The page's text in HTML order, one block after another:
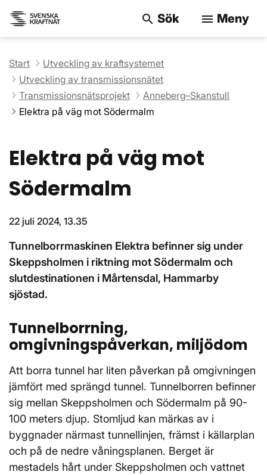
search Sök menu Meny
Start
Utveckling av kraftsystemet
Utveckling av transmissionsnätet
Transmissionsnätsprojekt
Anneberg–Skanstull
Elektra på väg mot Södermalm
Elektra på väg mot
Södermalm
22 juli 2024, 13.35
Tunnelborrmaskinen Elektra befinner sig under
Skeppsholmen i riktning mot Södermalm och
slutdestinationen i Mårtensdal, Hammarby
sjöstad.
Tunnelborrning,
omgivningspåverkan, miljödom
Att borra tunnel har liten påverkan på omgivningen
jämfört med sprängd tunnel. Tunnelborren befinner
sig mellan Skeppsholmen och Södermalm på 90-
100 meters djup. Stomljud kan märkas av i
byggnader närmast tunnellinjen, främst i källarplan
och på de nedre våningsplanen. Berget är
mestadels hårt under Skeppsholmen och vattnet